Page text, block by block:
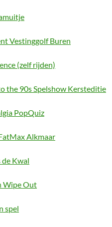
Vestinggolf Buren
(zelf rijden)
the 90s Spelshow Kersteditie
PopQuiz
Alkmaar
de Kwal
Wipe Out
spel